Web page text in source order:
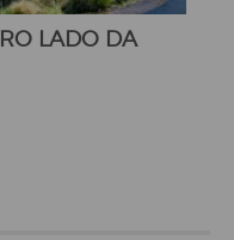
LADO DA